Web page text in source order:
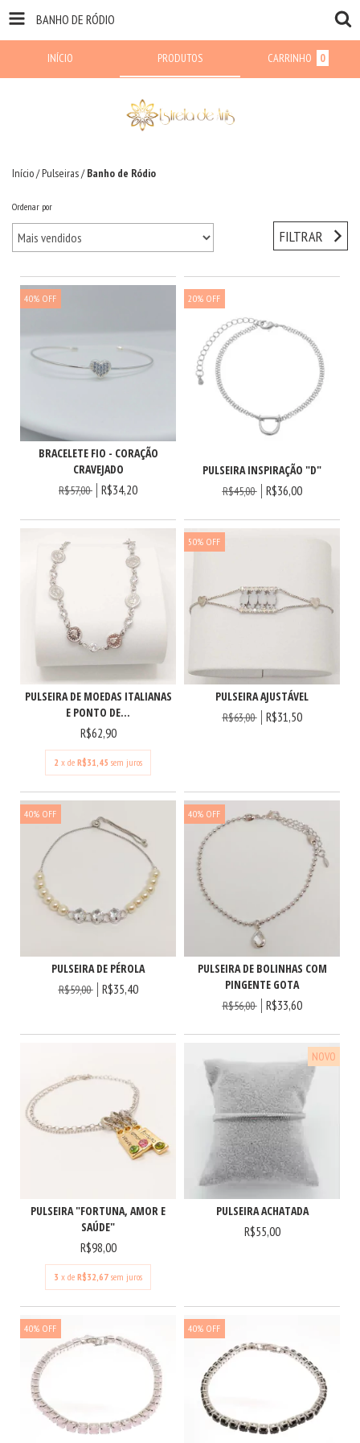
BANHO DE RÓDIO
INÍCIO PRODUTOS CARRINHO 0
Início/ Pulseiras/ Banho de Ródio
Ordenar por
FILTRAR
40% OFF
BRACELETE FIO - CORAÇÃO
CRAVEJADO
R$57,00 R$34,20
20% OFF
PULSEIRA INSPIRAÇÃO "D"
R$45,00 R$36,00
PULSEIRA DE MOEDAS ITALIANAS
E PONTO DE...
R$62,90
2 x de R$31,45 sem juros
50% OFF
PULSEIRA AJUSTÁVEL
R$63,00 R$31,50
40% OFF
PULSEIRA DE PÉROLA
R$59,00 R$35,40
40% OFF
PULSEIRA DE BOLINHAS COM
PINGENTE GOTA
R$56,00 R$33,60
PULSEIRA "FORTUNA, AMOR E
SAÚDE"
R$98,00
3 x de R$32,67 sem juros
NOVO
PULSEIRA ACHATADA
R$55,00
40% OFF 40% OFF